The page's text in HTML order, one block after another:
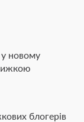
новому
блогерів